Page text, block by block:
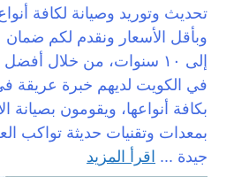
تحديث وتوريد وصيانة لكافة
وبأقل الأسعار ونقدم لكم
إلى ١٠ سنوات، من خلال
في الكويت لديهم خبرة عريقة
بكافة أنواعها، ويقومون بصيانة
بمعدات وتقنيات حديثة تواكب
جيدة ... اقرأ المزيد